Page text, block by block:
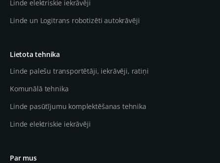
Linde elektriskie iekrāvēji
Linde un Logitrans robotizēti autokrāvēji
Lietota tehnika
Linde palešu transportētāji, iekrāvēji, ratiņi
Komunālā tehnika
Linde pasūtījumu komplektēšanas tehnika
Linde elektriskie iekrāvēji
Par mus